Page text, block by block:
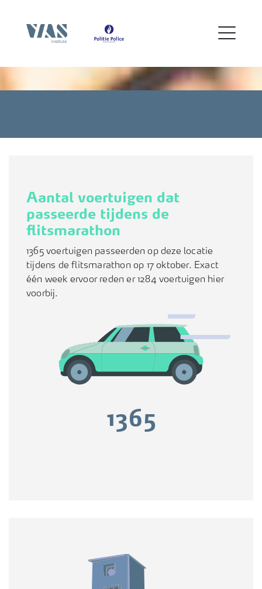
Aantal voertuigen dat
passeerde tijdens de
flitsmarathon
1365 voertuigen passeerden op deze locatie
tijdens de flitsmarathon op 17 oktober. Exact
één week ervoor reden er 1284 voertuigen hier
voorbij.
1365